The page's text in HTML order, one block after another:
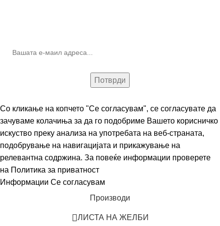
Со кликање на копчето "Се согласувам", се согласувате да
зачуваме колачиња за да го подобриме Вашето корисничко
искуство преку анализа на употребата на веб-страната,
подобрување на навигацијата и прикажување на
релевантна содржина. За повеќе информации проверете
на Политика за приватност
Информации Се согласувам
Производи
ЛИСТА НА ЖЕЛБИ